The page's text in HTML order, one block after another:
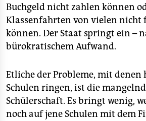
Buchgeld nicht zahlen können
Klassenfahrten von vielen nicht
können. Der Staat springt ein –
bürokratischem Aufwand.
Etliche der Probleme, mit denen
Schulen ringen, ist die
Schülerschaft. Es bringt wenig,
noch auf jene Schulen mit dem